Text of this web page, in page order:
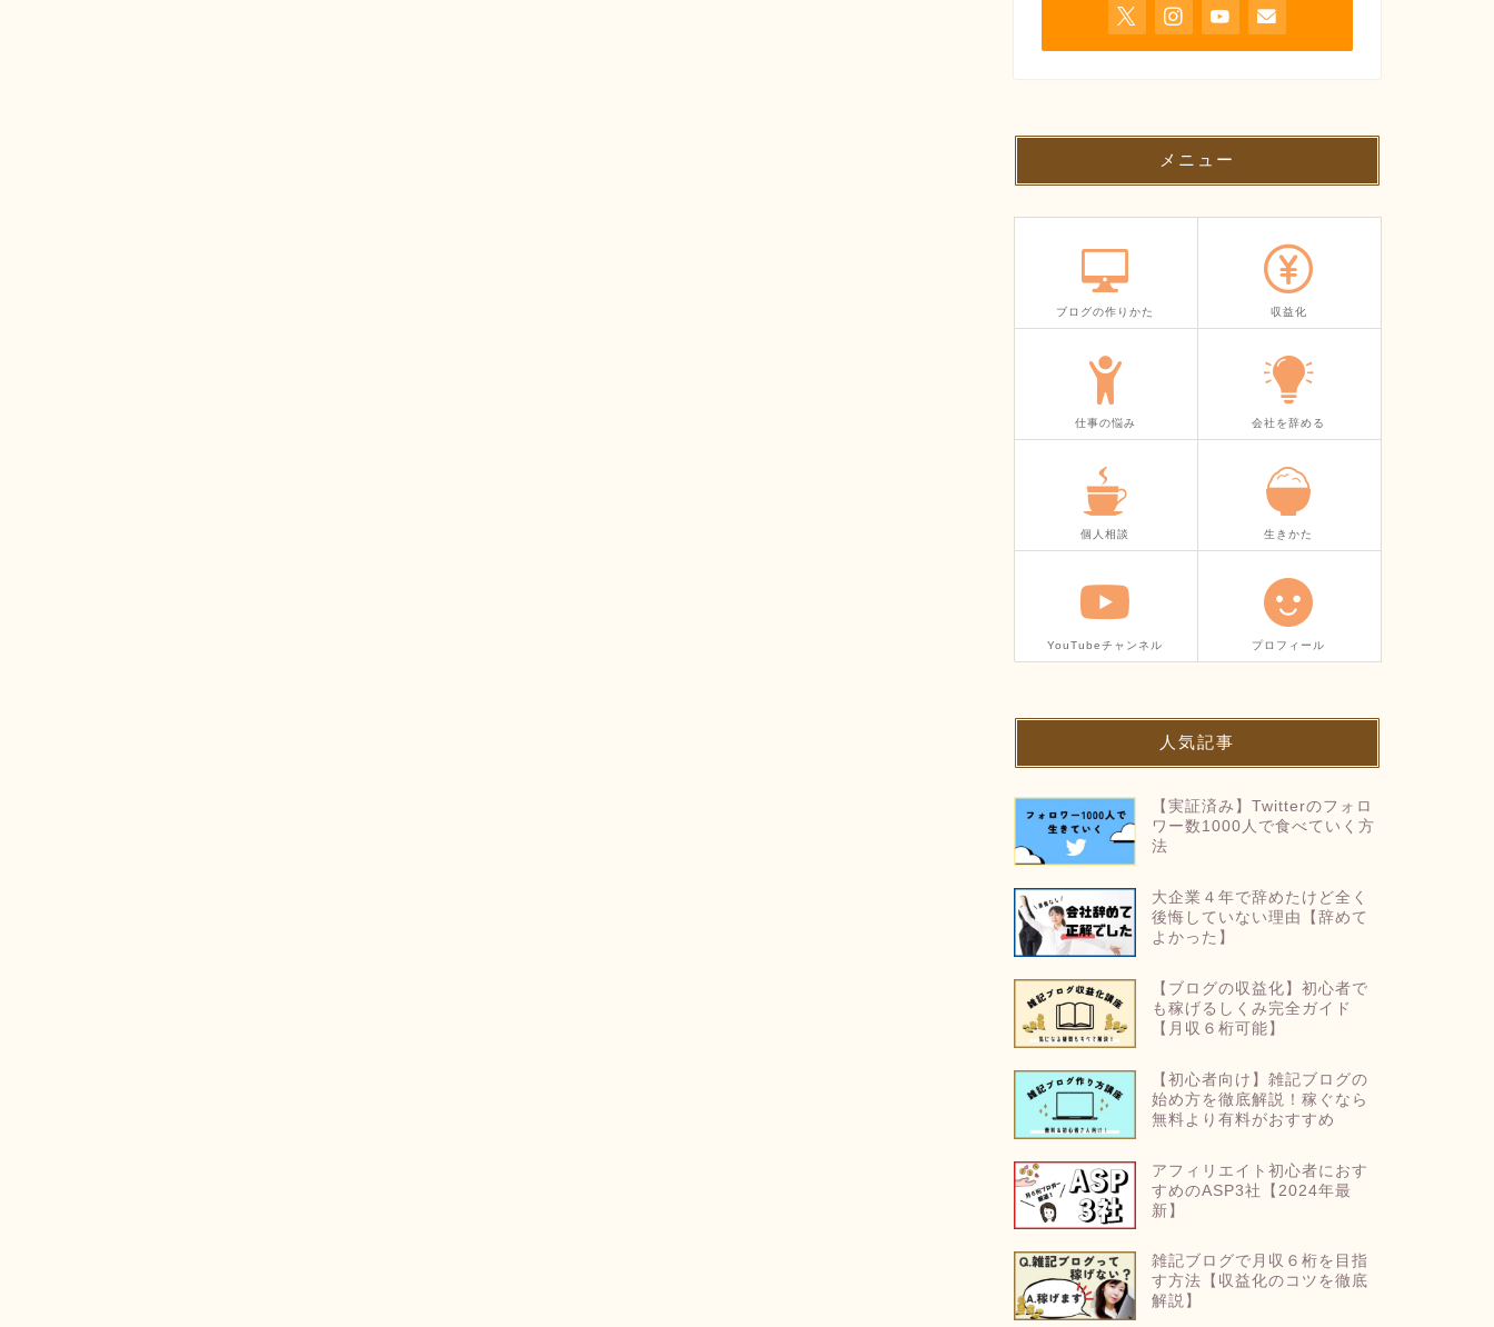
メニュー
ブログの作りかた 収益化
仕事の悩み 会社を辞める
個人相談 生きかた
YouTubeチャンネル プロフィール
人気記事
【実証済み】Twitterのフォロ
ワー数1000人で食べていく方
法
大企業４年で辞めたけど全く
後悔していない理由【辞めて
よかった】
【ブログの収益化】初心者で
も稼げるしくみ完全ガイド
【月収６桁可能】
【初心者向け】雑記ブログの
始め方を徹底解説！稼ぐなら
無料より有料がおすすめ
アフィリエイト初心者におす
すめのASP3社【2024年最
新】
雑記ブログで月収６桁を目指
す方法【収益化のコツを徹底
解説】